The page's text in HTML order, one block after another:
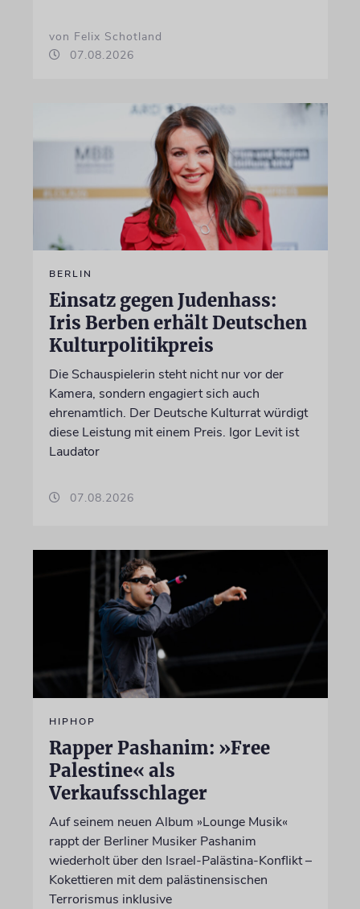
von Felix Schotland
07.08.2026
BERLIN
Einsatz gegen Judenhass:
Iris Berben erhält Deutschen
Kulturpolitikpreis
Die Schauspielerin steht nicht nur vor der
Kamera, sondern engagiert sich auch
ehrenamtlich. Der Deutsche Kulturrat würdigt
diese Leistung mit einem Preis. Igor Levit ist
Laudator
07.08.2026
HIPHOP
Rapper Pashanim: »Free
Palestine« als
Verkaufsschlager
Auf seinem neuen Album »Lounge Musik«
rappt der Berliner Musiker Pashanim
wiederholt über den Israel-Palästina-Konflikt –
Kokettieren mit dem palästinensischen
Terrorismus inklusive